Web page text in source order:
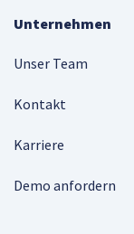
Unternehmen
Unser Team
Kontakt
Karriere
Demo anfordern